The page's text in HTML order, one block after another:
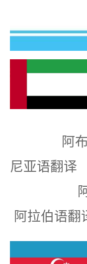
阿布
尼亚
阿
阿拉伯语翻